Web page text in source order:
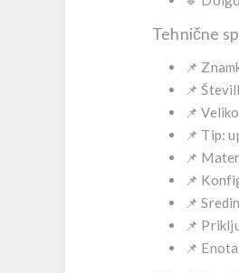
Tehnične
📌
📌
📌
📌 Tip:
📌
📌
📌
📌
📌